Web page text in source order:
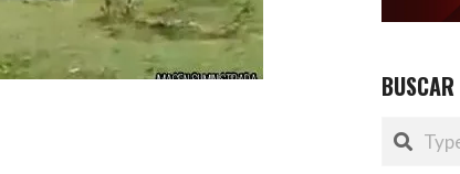
BUSCAR
Search